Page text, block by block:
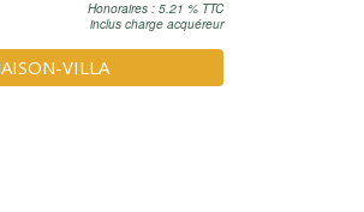
Honoraires : 5.21 % TTC
inclus charge acquéreur
VILLA